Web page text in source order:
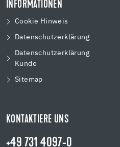
INFORMATIONEN
Cookie Hinweis
Datenschutzerklärung
Datenschutzerklärung
Kunde
Sitemap
KONTAKTIERE UNS
+49 731 4097-0